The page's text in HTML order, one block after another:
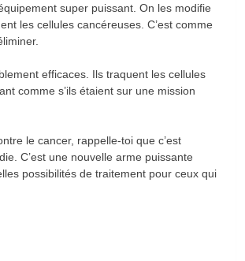
super puissant. On les modifie
les cellules cancéreuses. C’est comme
efficaces. Ils traquent les cellules
comme s’ils étaient sur une mission
le cancer, rappelle-toi que c’est
C’est une nouvelle arme puissante
possibilités de traitement pour ceux qui